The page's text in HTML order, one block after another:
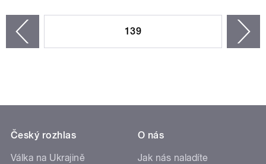
139
Český rozhlas
Válka na Ukrajině
O nás
Jak nás naladíte